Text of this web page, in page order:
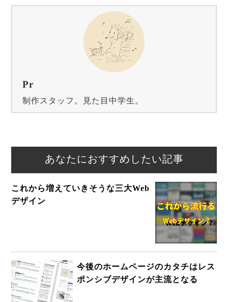
Pr
制作スタッフ。見た目中学生。
あなたにおすすめしたい記事
これから増えていきそうな三大Web
デザイン
今後のホームページのカタチはレス
ポンシブデザインが主流となる